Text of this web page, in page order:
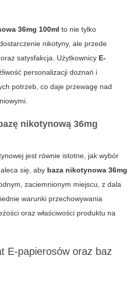
36mg 100ml to nie tylko
nikotyny, ale przede
satysfakcja. Użytkownicy E-
personalizacji doznań i
potrzeb, co daje przewagę nad
nikotynową 36mg
jest równie istotne, jak wybór
się, aby baza nikotynowa 36mg
zaciemnionym miejscu, z dala
warunki przechowywania
oraz właściwości produktu na
E-papierosów oraz baz